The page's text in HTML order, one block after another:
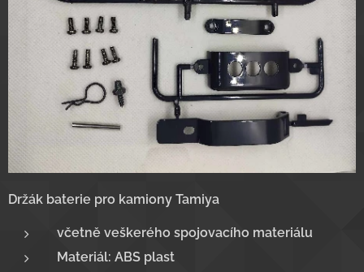
Držák baterie pro kamiony Tamiya
včetně veškerého spojovacího materiálu
Materiál: ABS plast